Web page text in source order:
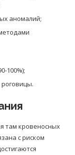
аномалий;
100%);
роговицы.
там кровеносных
с риском